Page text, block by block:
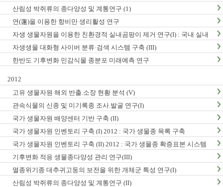
산림성 박쥐류의 종다양성 및 계통연구 (1)
연(蓮)을 이용한 항비만 생리활성 연구
자생 생물자원을 이용한 친환경적 실내곰팡이 제거 연구(I) : 국내 실내
곰팡이 현황 및 검출법 개발
자생생물 대화형 사이버 분류·검색 시스템 구축 (III)
한반도 기후변화 민감식물 종분포 미래예측 연구
2012
고유 생물자원 해외 반출.소장 현황 분석 (V)
관속식물의 신종 및 미기록종 조사.발굴 연구(I)
국가 생물자원 배양센터 기반 구축 (II)
국가 생물자원 인벤토리 구축 (I) 2012 : 국가 생물종 목록 구축
국가 생물자원 인벤토리 구축 (II) 2012 : 국가 생물종 확증표본 시스템
구축
기후변화 적응 생물종다양성 관리 연구(III)
멸종위기종 대추귀고둥의 보전을 위한 개체군 특성 연구(I)
산림성 박쥐류의 종다양성 및 계통연구 (II)